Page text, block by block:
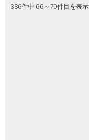
386件中 66～70件目を表示